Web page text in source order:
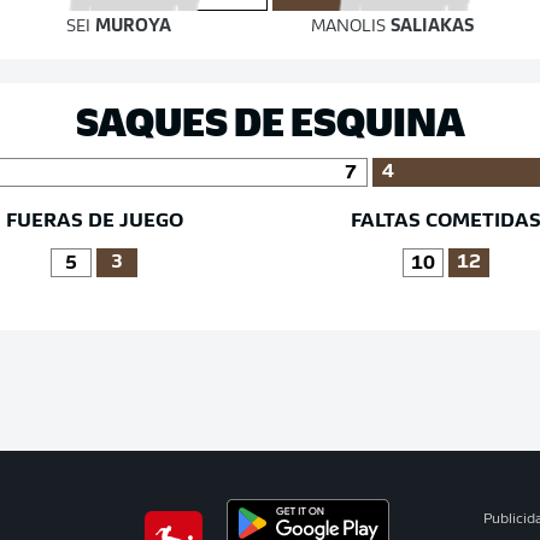
SEIMUROYA MANOLIS SALIAKAS
SAQUES DE ESQUINA
7 4
FUERAS DE JUEGO
5 3
FALTAS COMETIDAS
10 12